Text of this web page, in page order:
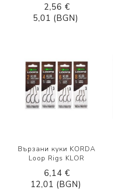
2,56 €
5,01 (BGN)
Вързани куки KORDA
Loop Rigs KLOR
6,14 €
12,01 (BGN)